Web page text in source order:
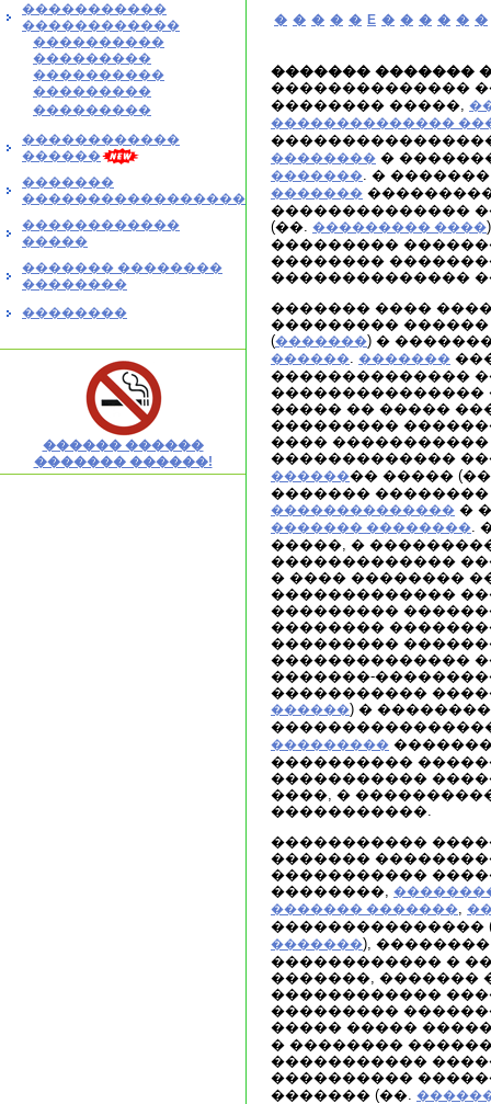
�����������
������������
����������
���������
����������
���������
���������
������������
������
�������
�����������������
������������
�����
������� ��������
��������
��������
������ ������
������� ������!
� � � � � E � � � � � �
������� �������
��������������
�������� �����,
��������������
�������� �
�������. �
�������
��������������
(��. ��������� ����
���������
��������
��������������
������� ����
���������
(�������) �
������. �������
��������������
���������������
����� �� �����
���������
����
�������������
�������� �����
�������
�������������� �
������� ��������.
�����, �
�������������
� ���� ��������
�������������
���������
��������
���������
��������������
�������-
�����������
������) �
���������
����������
�����������
����, �
�����������.
�����������
�������
�����������
��������,
������� �������,
���������������
�������),
������������ �
�������, �������
������������
���������
����� �����
� ��������
�����������
����������
������� (��.